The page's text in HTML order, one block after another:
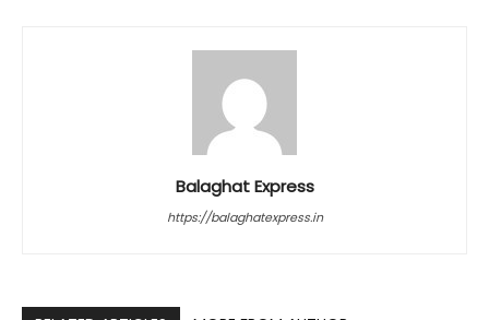
Balaghat Express
https://balaghatexpress.in